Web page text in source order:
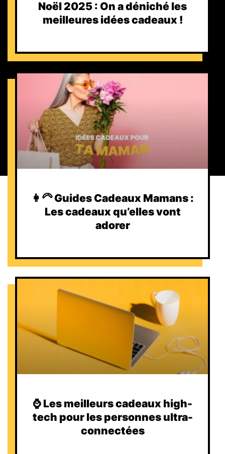
Noël 2025 : On a déniché les
meilleures idées cadeaux !
👩‍🦳 Guides Cadeaux Mamans :
Les cadeaux qu’elles vont
adorer
⌚️ Les meilleurs cadeaux high-
tech pour les personnes ultra-
connectées